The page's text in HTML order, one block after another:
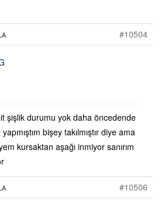
#10504
şişlik durumu yok daha öncedende
bişey takılmıştır diye ama
kursaktan aşağı inmiyor sanırım
#10506